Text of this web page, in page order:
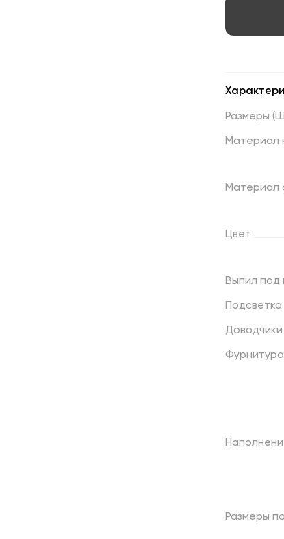
Размеры (Ш
Материал
Материал
Цвет
Выпил под
Подсветка
Доводчики
Фурнитура
Размеры